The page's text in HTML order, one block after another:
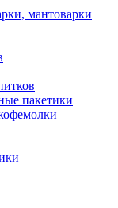
мантоварки
пакетики